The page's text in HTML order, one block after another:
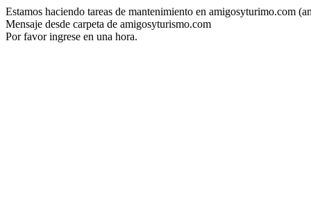
Estamos haciendo tareas de mantenimiento en amigosyturimo.com
Mensaje desde carpeta de amigosyturismo.com
Por favor ingrese en una hora.